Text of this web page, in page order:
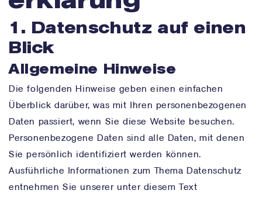
1. Datenschutz auf einen
Blick
Allgemeine Hinweise
Die folgenden Hinweise geben einen einfachen
Überblick darüber, was mit Ihren personenbezogenen
Daten passiert, wenn Sie diese Website besuchen.
Personenbezogene Daten sind alle Daten, mit denen
Sie persönlich identifiziert werden können.
Ausführliche Informationen zum Thema Datenschutz
entnehmen Sie unserer unter diesem Text